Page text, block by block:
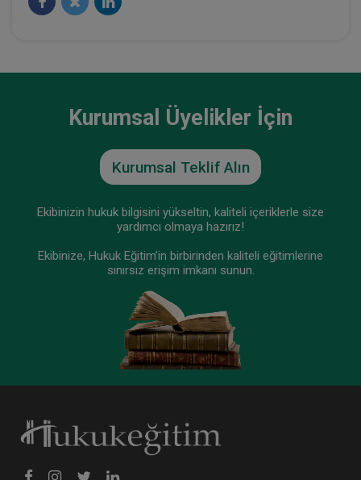
Kurumsal Üyelikler İçin
Kurumsal Teklif Alın
Ekibinizin hukuk bilgisini yükseltin, kaliteli içeriklerle size
yardımcı olmaya hazırız!
Ekibinize, Hukuk Eğitim’in birbirinden kaliteli eğitimlerine
sınırsız erişim imkanı sunun.